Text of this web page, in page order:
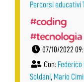
Percorsi educativi
#coding
#tecnologia
07/10/2022
Con:
Soldani, Mario